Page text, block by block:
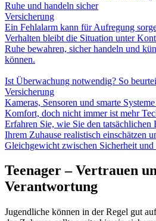
Ruhe und handeln sicher
Versicherung
Ein Fehlalarm kann für Aufregung
Verhalten bleibt die Situation unter
Ruhe bewahren, sicher handeln und
können.
Ist Überwachung notwendig? So
Versicherung
Kameras, Sensoren und smarte
Komfort, doch nicht immer ist mehr
Erfahren Sie, wie Sie den
Ihrem Zuhause realistisch einschätzen
Gleichgewicht zwischen Sicherheit und
Teenager – Vertrauen
Verantwortung
Jugendliche können in der Regel gut